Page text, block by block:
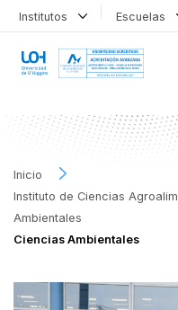
Institutos Escuelas
Inicio
Instituto de Ciencias
Ambientales
Ciencias Ambientales